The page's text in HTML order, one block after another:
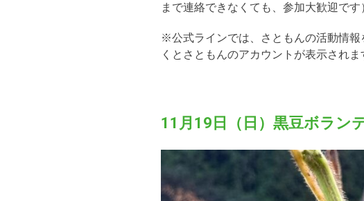
まで連絡できなくても、参加大歓迎です
※公式ラインでは、さともんの活動情
くとさともんのアカウントが表示されま
11月19日（日）黒豆ボラン